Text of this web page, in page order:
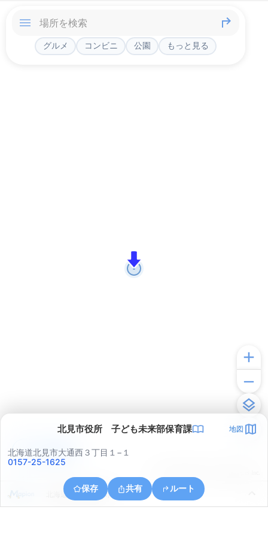
グルメ コンビニ 公園 もっと見る
北見市役所 子ども未来部保育課 地図
北海道北見市大通西３丁目１−１
0157-25-1625
保存 共有 ルート
北海道北見市清見町
アプリで見る